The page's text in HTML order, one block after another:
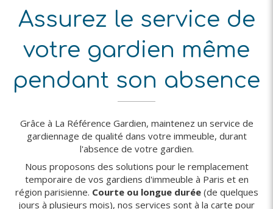
Assurez le service de
votre gardien même
pendant son absence
Grâce à La Référence Gardien, maintenez un service de
gardiennage de qualité dans votre immeuble, durant
l'absence de votre gardien.
Nous proposons des solutions pour le remplacement
temporaire de vos gardiens d'immeuble à Paris et en
région parisienne. Courte ou longue durée(de quelques
jours à plusieurs mois), nos services sont à la carte pour